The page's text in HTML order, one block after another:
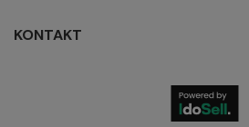
KONTAKT